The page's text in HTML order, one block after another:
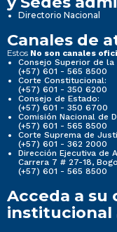
Directorio Nacional
Canales de
Estos No son canales
Consejo Superior de la
(+57) 601 - 565 8500
Corte Constitucional:
(+57) 601 - 350 6200
Consejo de Estado:
(+57) 601 - 350 6700
Comisión Nacional de
(+57) 601 - 565 8500
Corte Suprema de
(+57) 601 - 362 2000
Dirección Ejecutiva de
Carrera 7 # 27-18,
(+57) 601 - 565 8500
Acceda a
institucional